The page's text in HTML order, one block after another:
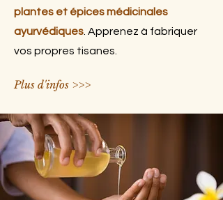
plantes et épices médicinales
ayurvédiques . Apprenez à fabriquer
vos propres tisanes.
Plus d'infos >>>